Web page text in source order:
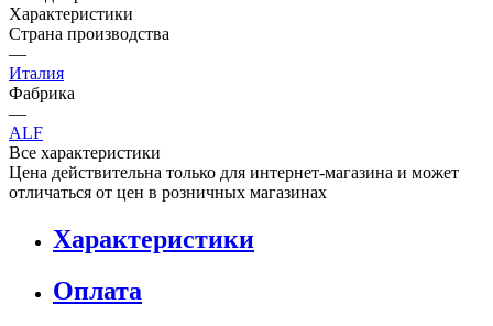
Характеристики
Страна производства
—
Италия
Фабрика
—
ALF
Все характеристики
Цена действительна только для интернет-магазина и может
отличаться от цен в розничных магазинах
Характеристики
Оплата